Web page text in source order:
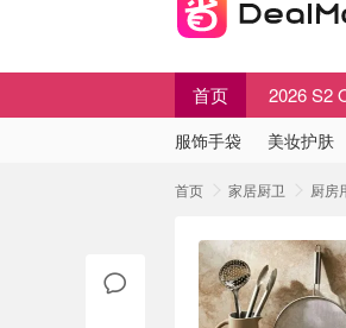
首页 2026 S2
服饰手袋 美妆护肤
首页 家居厨卫 厨房